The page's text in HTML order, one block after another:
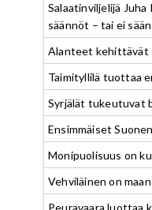
Salaatinviljelijä Juha
säännöt – tai ei
Alanteet kehittävät
Taimityllilä tuottaa
Syrjälät tukeutuvat
Ensimmäiset
Monipuolisuus on
Vehviläinen on